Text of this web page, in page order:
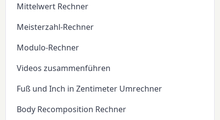
Mittelwert Rechner
Meisterzahl-Rechner
Modulo-Rechner
Videos zusammenführen
Fuß und Inch in Zentimeter Umrechner
Body Recomposition Rechner